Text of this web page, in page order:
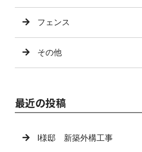
フェンス
その他
最近の投稿
I様邸 新築外構工事